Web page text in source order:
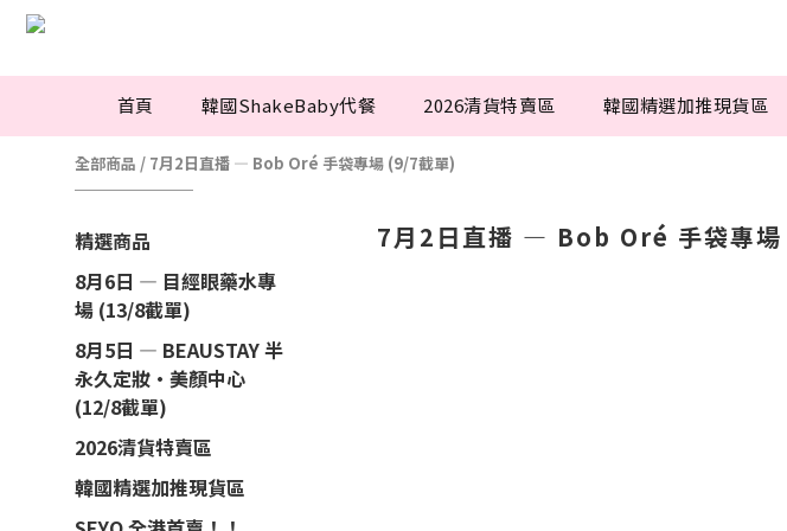
首頁 韓國ShakeBaby代餐 2026清貨特賣區 韓國精選加推現貨區
全部商品 / 7月2日直播 — Bob Oré 手袋專場 (9/7截單)
精選商品
8月6日 — 目經眼藥水專
場 (13/8截單)
8月5日 — BEAUSTAY 半
永久定妝·美顏中心
(12/8截單)
2026清貨特賣區
韓國精選加推現貨區
7月2日直播 — Bob Oré 手袋專